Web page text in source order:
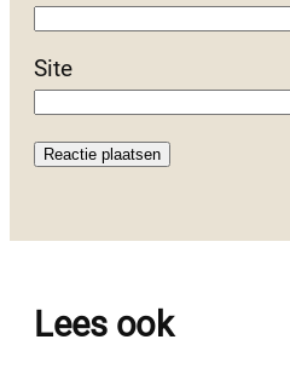
Site
Lees ook